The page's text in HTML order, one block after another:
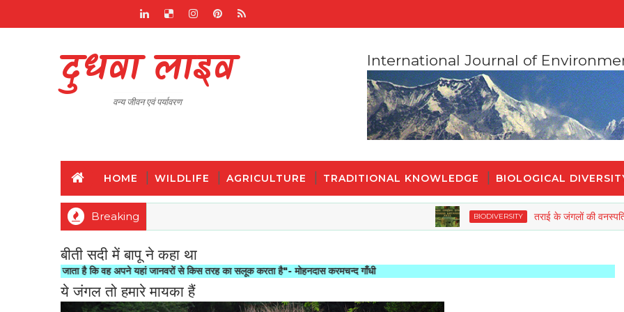
दुधवा लाइव
वन्य जीवन एवं पर्यावरण
International Journal of
HOME WILDLIFE AGRICULTURE TRADITIONAL KNOWLEDGE BIOLOGICAL
Breaking BIODIVERSITY तराई के जंगलों की वनस्पतियों और
बीती सदी में बापू ने कहा था
जाता है कि वह अपने यहां जानवरों से किस तरह का सलूक करता है"- मोहनदास करमचन्द गाँधी
ये जंगल तो हमारे मायका हैं